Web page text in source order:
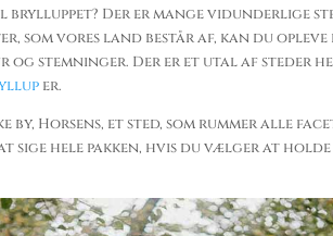
Der er mange vidunderlige
som vores land består af, kan du
stemninger. Der er et utal af steder
er.
by, Horsens, et sted, som rummer alle
sige hele pakken, hvis du vælger at